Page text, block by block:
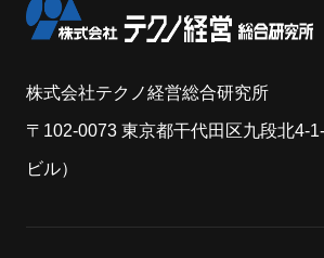
株式会社テクノ経営総合研究所
〒102-0073 東京都干代田区九段北4-
ビル）